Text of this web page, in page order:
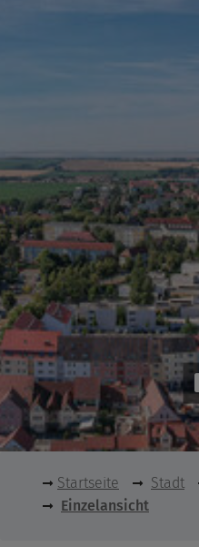
Startseite Stadt
Einzelansicht